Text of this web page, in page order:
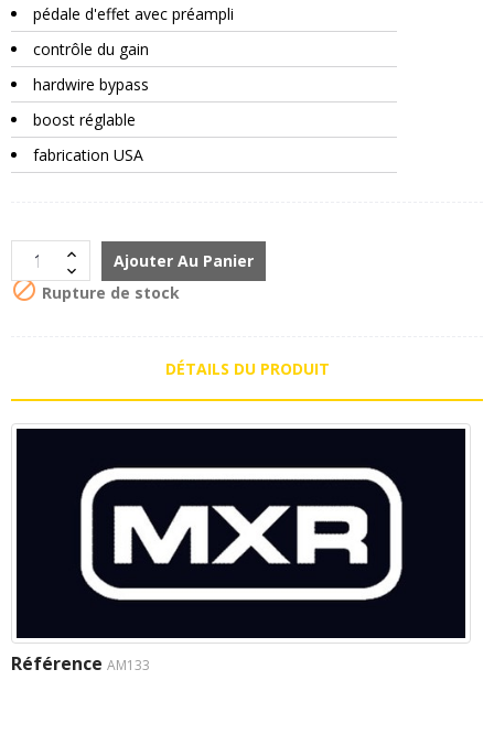
pédale d'effet avec préampli
contrôle du gain
hardwire bypass
boost réglable
fabrication USA
Ajouter Au Panier
 Rupture de stock
DÉTAILS DU PRODUIT
Référence AM133